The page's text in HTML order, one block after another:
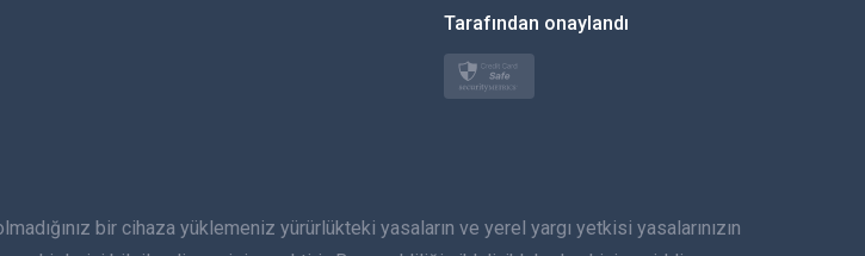
Türkçe
Norsk
Tarafından onaylandı
bir cihaza yüklemeniz yürürlükteki yasaların ve yerel yargı yetkisi yasalarınızın